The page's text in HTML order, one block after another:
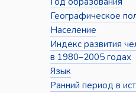
Географическое
Население
Индекс развития
в 1980–2005 годах
Язык
Ранний период в